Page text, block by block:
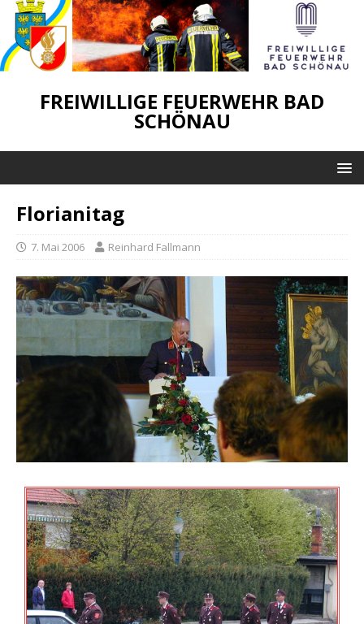
FREIWILLIGE FEUERWEHR BAD
SCHÖNAU
Florianitag
7. Mai 2006 Reinhard Fallmann